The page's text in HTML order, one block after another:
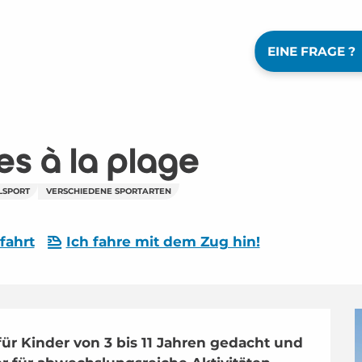
EINE FRAGE ?
à la plage
VERSCHIEDENE SPORTARTEN
Ich fahre mit dem Zug hin!
Kinder von 3 bis 11 Jahren gedacht und